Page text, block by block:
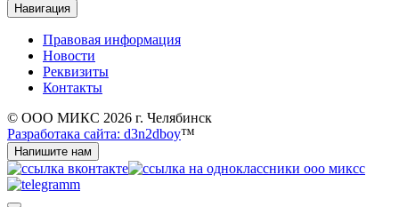
Навигация
Правовая информация
Новости
Реквизиты
Контакты
© ООО МИКС 2026 г. Челябинск
Разработака сайта: d3n2dboy™
Напишите нам